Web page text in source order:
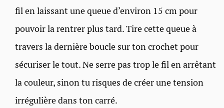
fil en laissant une queue d’environ 15 cm pour
pouvoir la rentrer plus tard. Tire cette queue à
travers la dernière boucle sur ton crochet pour
sécuriser le tout. Ne serre pas trop le fil en arrêtant
la couleur, sinon tu risques de créer une tension
irrégulière dans ton carré.